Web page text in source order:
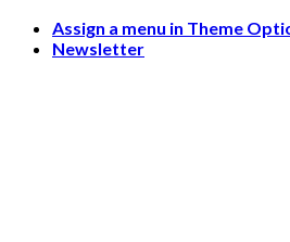
Skip
Assign a menu in Theme
Newsletter